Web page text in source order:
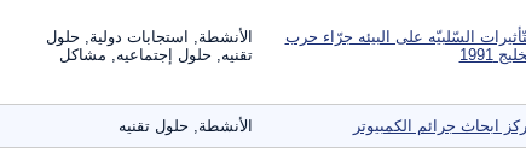
السّلبيّه على البيئه جرّاء حرب
1991
الأنشطة, استجابات دولية, حلول
تقنيه, حلول إجتماعيه, مشاكل
ابحاث جرائم الكمبيوتر الأنشطة, حلول تقنيه